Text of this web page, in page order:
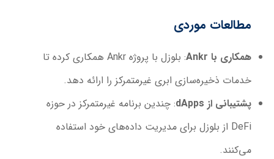
مطالعات موردی
همکاری با
: بلوزل با پروژه Ankr همکاری کرده تا
خدمات ذخیره‌سازی ابری غیرمتمرکز را ارائه دهد.
پشتیبانی از
: چندین برنامه غیرمتمرکز در حوزه
DeFi از بلوزل برای مدیریت داده‌های خود استفاده
می‌کنند.